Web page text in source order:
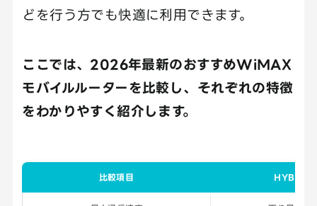
どを行う方でも快適に利用できます。
ここでは、2026年最新のおすすめWiMAX
モバイルルーターを比較し、それぞれの特徴
をわかりやすく紹介します。
比較項目 HYBRID